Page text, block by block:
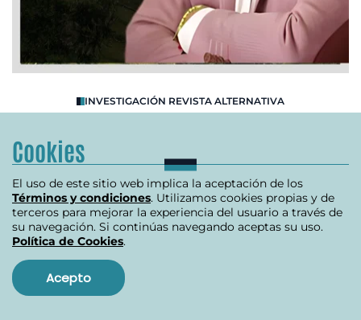
INVESTIGACIÓN REVISTA ALTERNATIVA
Se destapa crisis en la ANT
julio 10, 2024
Item
1
of
Cookies
El uso de este sitio web implica la aceptación de los
Términos y condiciones. Utilizamos cookies propias y de
terceros para mejorar la experiencia del usuario a través de
su navegación. Si continúas navegando aceptas su uso.
Política de Cookies.
Acepto